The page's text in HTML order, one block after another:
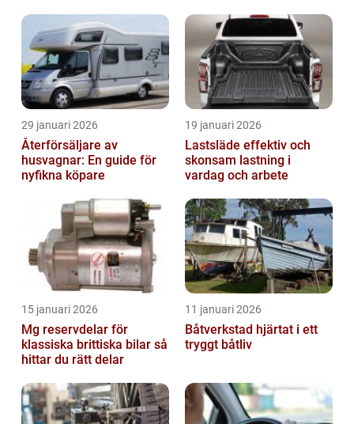
29 januari 2026
Återförsäljare av
husvagnar: En guide för
nyfikna köpare
19 januari 2026
Lastsläde effektiv och
skonsam lastning i
vardag och arbete
15 januari 2026
Mg reservdelar för
klassiska brittiska bilar så
hittar du rätt delar
11 januari 2026
Båtverkstad hjärtat i ett
tryggt båtliv